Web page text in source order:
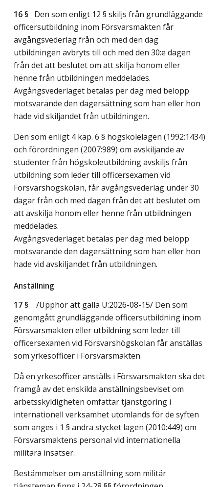
16 § Den som enligt 12 § skiljs från grundläggande
officersutbildning inom Försvarsmakten får
avgångsvederlag från och med den dag
utbildningen avbryts till och med den 30:e dagen
från det att beslutet om att skilja honom eller
henne från utbildningen meddelades.
Avgångsvederlaget betalas per dag med belopp
motsvarande den dagersättning som han eller hon
hade vid skiljandet från utbildningen.
Den som enligt 4 kap. 6 § högskolelagen (1992:1434)
och förordningen (2007:989) om avskiljande av
studenter från högskoleutbildning avskiljs från
utbildning som leder till officersexamen vid
Försvarshögskolan, får avgångsvederlag under 30
dagar från och med dagen från det att beslutet om
att avskilja honom eller henne från utbildningen
meddelades.
Avgångsvederlaget betalas per dag med belopp
motsvarande den dagersättning som han eller hon
hade vid avskiljandet från utbildningen.
Anställning
17 §
/Upphör att gälla U:2026-08-15/ Den som
genomgått grundläggande officersutbildning inom
Försvarsmakten eller utbildning som leder till
officersexamen vid Försvarshögskolan får anställas
som yrkesofficer i Försvarsmakten.
Då en yrkesofficer anställs i Försvarsmakten ska det
framgå av det enskilda anställningsbeviset om
arbetsskyldigheten omfattar tjänstgöring i
internationell verksamhet utomlands för de syften
som anges i 1 § andra stycket lagen (2010:449) om
Försvarsmaktens personal vid internationella
militära insatser.
Bestämmelser om anställning som militär